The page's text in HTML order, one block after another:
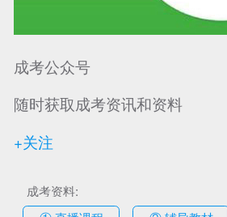
成考公众号
随时获取成考资讯和资料
+关注
成考资料: